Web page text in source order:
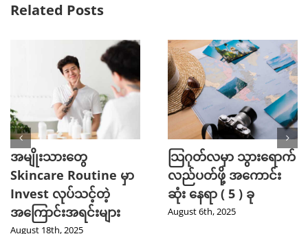
Related Posts
အမျိုးသားတွေ
Skincare Routine မှာ
Invest လုပ်သင့်တဲ့
အကြောင်းအရင်းများ
August 18th, 2025
သြဂုတ်လမှာ သွားရောက်
လည်ပတ်ဖို့ အကောင်း
ဆုံး နေရာ ( 5 ) ခု
August 6th, 2025